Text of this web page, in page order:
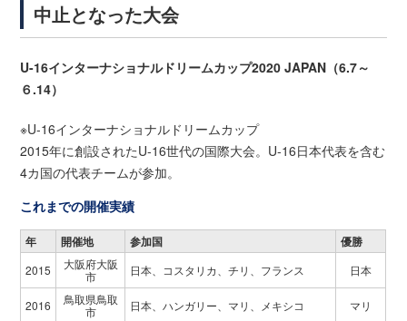
中止となった大会
U-16インターナショナルドリームカップ2020 JAPAN（6.7～
６.14）
※U-16インターナショナルドリームカップ
2015年に創設されたU-16世代の国際大会。U-16日本代表を含む
4カ国の代表チームが参加。
これまでの開催実績
年 開催地 参加国 優勝
2015
大阪府大阪
市
日本、コスタリカ、チリ、フランス 日本
2016
鳥取県鳥取
市
日本、ハンガリー、マリ、メキシコ マリ